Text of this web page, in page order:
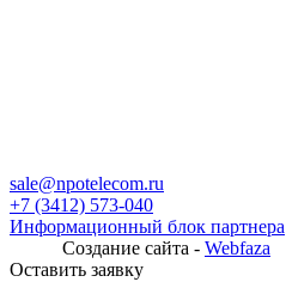
sale@npotelecom.ru
+7 (3412) 573-040
Информационный блок партнера
Создание сайта - Webfaza
Оставить заявку